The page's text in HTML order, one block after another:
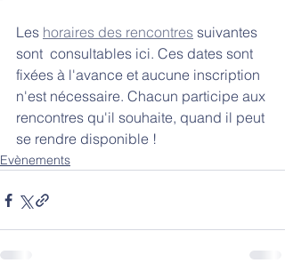
Les horaires des rencontres suivantes
sont  consultables ici. Ces dates sont
fixées à l'avance et aucune inscription
n'est nécessaire. Chacun participe aux
rencontres qu'il souhaite, quand il peut
se rendre disponible !
Evènements